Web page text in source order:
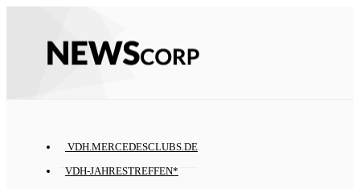
VDH.MERCEDESCLUBS.DE
VDH-JAHRESTREFFEN*